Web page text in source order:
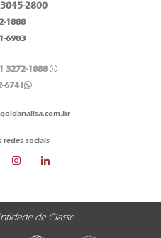
2800
1888
6983
3272-1888
6741
redes sociais
de Classe